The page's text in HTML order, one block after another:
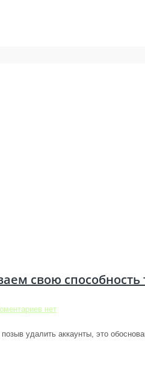
свою способность
нет
удалить аккаунты, это